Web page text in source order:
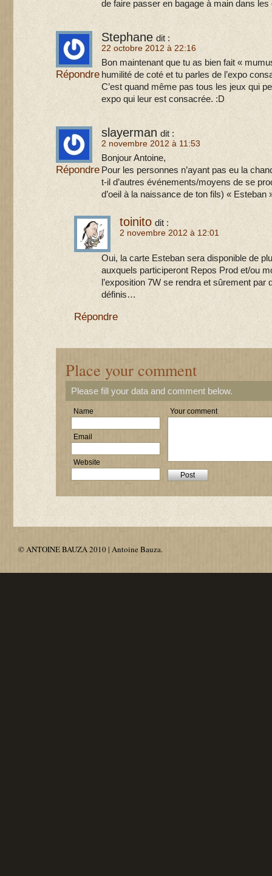
de faire passer en bagage à main dans les
Stephane dit :
22 octobre 2012 à 22:16
Bon maintenant que tu as bien fait «
humilité de coté et tu parles de l’expo
C’est quand même pas tous les jeux qui
expo qui leur est consacrée. :D
Répondre
slayerman dit :
2 novembre 2012 à 11:53
Bonjour Antoine,
Pour les personnes n’ayant pas eu la
t-il d’autres événements/moyens de se
d’oeil à la naissance de ton fils) « Esteban
Répondre
toinito dit :
2 novembre 2012 à 12:01
Oui, la carte Esteban sera disponible de
auxquels participeront Repos Prod et/ou
l’exposition 7W se rendra et sûrement par
définis…
Répondre
Place your comment
Please fill your data and comment below.
Name
Email
Website
Your comment
© ANTOINE BAUZA 2010 | Antoine Bauza.